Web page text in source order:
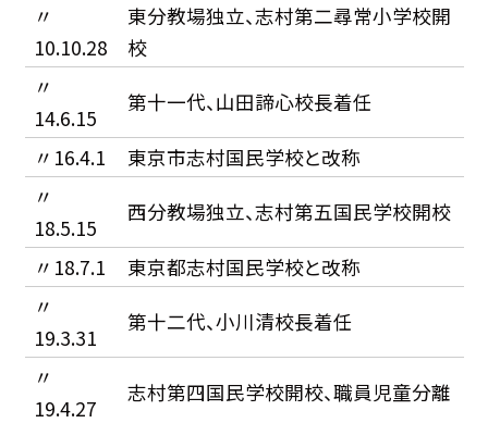
〃
10.10.28
東分教場独立、志村第二尋常小学校開
校
〃
14.6.15
第十一代、山田諦心校長着任
〃16.4.1
東京市志村国民学校と改称
〃
18.5.15
西分教場独立、志村第五国民学校開校
〃18.7.1
東京都志村国民学校と改称
〃
19.3.31
第十二代、小川清校長着任
〃
19.4.27
志村第四国民学校開校、職員児童分離